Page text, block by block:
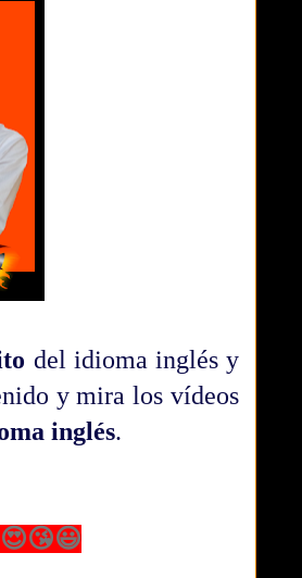
del idioma inglés y
y mira los vídeos
inglés.
😍😘😃